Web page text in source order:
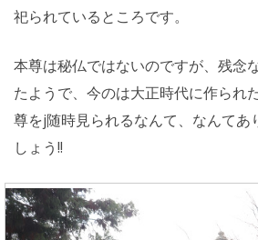
祀られているところです。
本尊は秘仏ではないのですが、残念
たようで、今のは大正時代に作られ
尊をj随時見られるなんて、なんてあ
しょう!!